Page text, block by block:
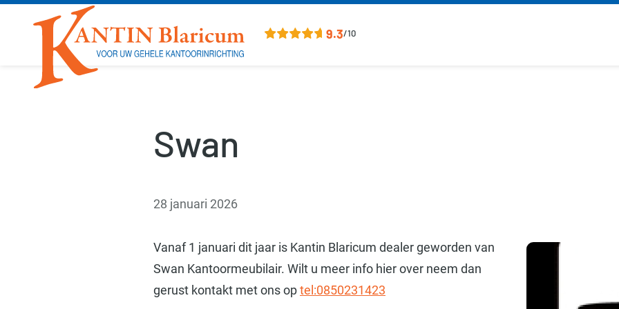
Overslaan en naar de inhoud gaan
9.3/10
Swan
28 januari 2026
Vanaf 1 januari dit jaar is Kantin Blaricum dealer geworden van
Swan Kantoormeubilair. Wilt u meer info hier over neem dan
gerust kontakt met ons optel:0850231423